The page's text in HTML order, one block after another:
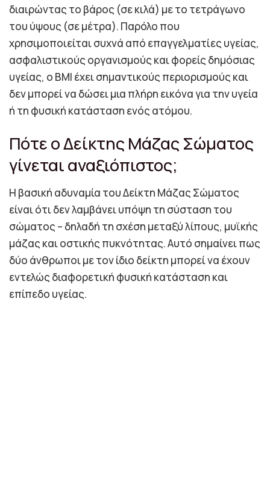
διαιρώντας το βάρος (σε κιλά) με το τετράγωνο
του ύψους (σε μέτρα). Παρόλο που
χρησιμοποιείται συχνά από επαγγελματίες υγείας,
ασφαλιστικούς οργανισμούς και φορείς δημόσιας
υγείας, ο BMI έχει σημαντικούς περιορισμούς και
δεν μπορεί να δώσει μια πλήρη εικόνα για την υγεία
ή τη φυσική κατάσταση ενός ατόμου.
Πότε ο Δείκτης Μάζας Σώματος
γίνεται αναξιόπιστος;
Η βασική αδυναμία του Δείκτη Μάζας Σώματος
είναι ότι δεν λαμβάνει υπόψη τη σύσταση του
σώματος – δηλαδή τη σχέση μεταξύ λίπους, μυϊκής
μάζας και οστικής πυκνότητας. Αυτό σημαίνει πως
δύο άνθρωποι με τον ίδιο δείκτη μπορεί να έχουν
εντελώς διαφορετική φυσική κατάσταση και
επίπεδο υγείας.